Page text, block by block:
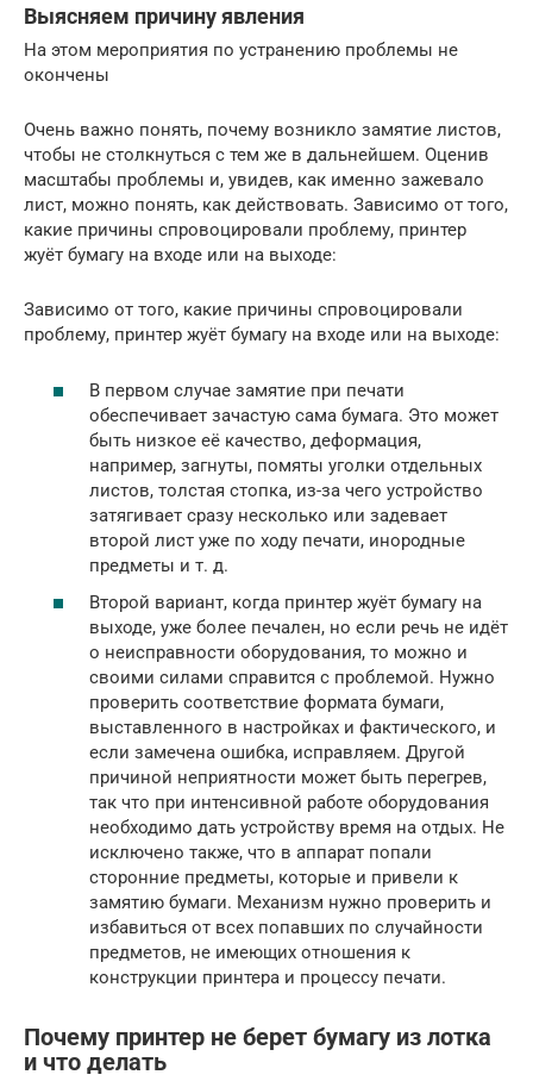
Выясняем причину явления
На этом мероприятия по устранению проблемы не
окончены
Очень важно понять, почему возникло замятие листов,
чтобы не столкнуться с тем же в дальнейшем. Оценив
масштабы проблемы и, увидев, как именно зажевало
лист, можно понять, как действовать. Зависимо от того,
какие причины спровоцировали проблему, принтер
жуёт бумагу на входе или на выходе:
Зависимо от того, какие причины спровоцировали
проблему, принтер жуёт бумагу на входе или на выходе:
В первом случае замятие при печати
обеспечивает зачастую сама бумага. Это может
быть низкое её качество, деформация,
например, загнуты, помяты уголки отдельных
листов, толстая стопка, из-за чего устройство
затягивает сразу несколько или задевает
второй лист уже по ходу печати, инородные
предметы и т. д.
Второй вариант, когда принтер жуёт бумагу на
выходе, уже более печален, но если речь не идёт
о неисправности оборудования, то можно и
своими силами справится с проблемой. Нужно
проверить соответствие формата бумаги,
выставленного в настройках и фактического, и
если замечена ошибка, исправляем. Другой
причиной неприятности может быть перегрев,
так что при интенсивной работе оборудования
необходимо дать устройству время на отдых. Не
исключено также, что в аппарат попали
сторонние предметы, которые и привели к
замятию бумаги. Механизм нужно проверить и
избавиться от всех попавших по случайности
предметов, не имеющих отношения к
конструкции принтера и процессу печати.
Почему принтер не берет бумагу из лотка
и что делать